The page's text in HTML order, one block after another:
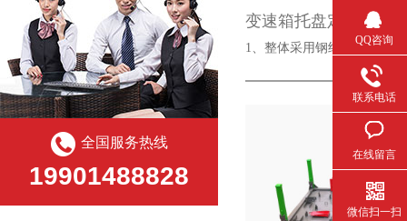
变速箱托盘定制
1、整体采用钢结构，承载
全国服务热线
19901488828
QQ咨询
联系电话
在线留言
微信扫一扫